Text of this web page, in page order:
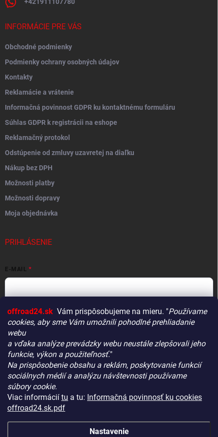
offroad24.sk Vám prispôsobujeme na mieru. "Používame
cookies, aby sme Vám umožnili pohodlné prehliadanie
webu
a vďaka analýze prevádzky webu neustále zlepšovali jeho
funkcie, výkon a použiteľnosť."
Na prispôsobenie obsahu a reklám, poskytovanie funkcií
sociálnych médií a analýzu návštevnosti používame
súbory cookie.
Viac informácií tu a tu: Informačná povinnosť ku cookies
offroad24.sk.pdf
Nastavenie
Vitajte! Aby bolo hľadanie tých správnych dielov pre vaše
vozidlo čo najrýchlejšie a najpresnejšie, máme pre vás
malý tip:
Začnite výberom vášho vozidla– Týmto krokom si
zaistíte, že uvidíte len kompatibilné produkty.
+421911107780
INFORMÁCIE PRE VÁS
Obchodné podmienky
Podmienky ochrany osobných údajov
Kontakty
Reklamácie a vrátenie
Informačná povinnost GDPR ku kontaktnému formuláru
Súhlas GDPR k registrácii na eshope
Reklamačný protokol
Odstúpenie od zmluvy uzavretej na diaľku
Nákup bez DPH
Možnosti platby
Možnosti dopravy
Moja objednávka
PRIHLÁSENIE
E-MAIL
HESLO
Prihlásiť sa
Nová registráciaZabudnuté heslo